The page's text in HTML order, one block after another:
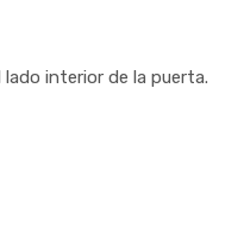
interior de la puerta.